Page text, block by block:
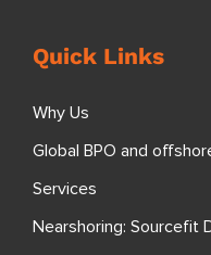
Quick Links
Why Us
Global BPO and
Services
Nearshoring: Sourcefit